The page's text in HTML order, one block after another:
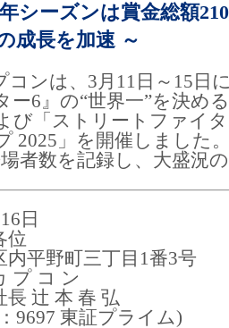
シーズンは賞金総額
成長を加速 ～
コンは、3月11日～15日
ー6』の“世界一”を決め
び「ストリートファイ
2025」を開催しました
者数を記録し、大盛況
日
位
内平野町三丁目1番3号
プ コ ン
長 辻 本 春 弘
9697 東証プライム)